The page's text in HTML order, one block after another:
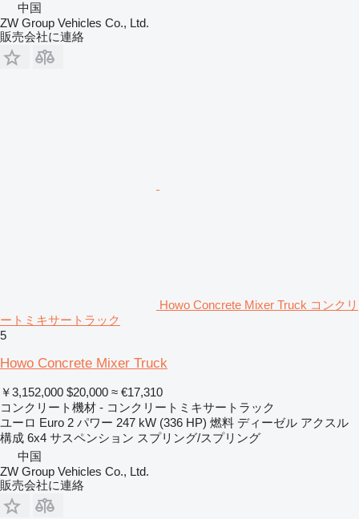
中国
ZW Group Vehicles Co., Ltd.
販売会社に連絡
Howo Concrete Mixer Truck コンクリ
ートミキサートラック
5
Howo Concrete Mixer Truck
￥3,152,000 $20,000 ≈ €17,310
コンクリート機材 - コンクリートミキサートラック
ユーロ Euro 2 パワー 247 kW (336 HP) 燃料 ディーゼル アクスル
構成 6x4 サスペンション スプリング/スプリング
中国
ZW Group Vehicles Co., Ltd.
販売会社に連絡